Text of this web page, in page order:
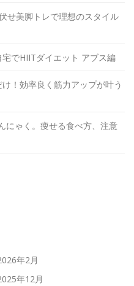
せ美脚トレで理想のスタイル
でHIITダイエット アブス編
！効率良く筋力アップが叶う
にゃく。痩せる食べ方、注意
年2月
年12月